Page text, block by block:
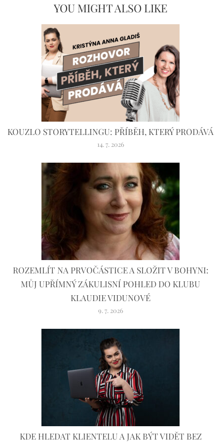
YOU MIGHT ALSO LIKE
KOUZLO STORYTELLINGU: PŘÍBĚH, KTERÝ PRODÁVÁ
14. 7. 2026
ROZEMLÍT NA PRVOČÁSTICE A SLOŽIT V BOHYNI:
MŮJ UPŘÍMNÝ ZÁKULISNÍ POHLED DO KLUBU
KLAUDIE VIDUNOVÉ
9. 7. 2026
KDE HLEDAT KLIENTELU A JAK BÝT VIDĚT BEZ